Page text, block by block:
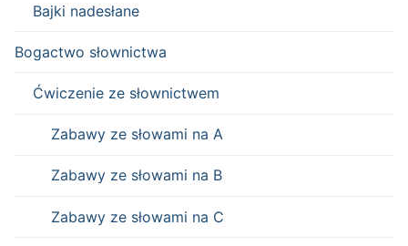
Bajki nadesłane
Bogactwo słownictwa
Ćwiczenie ze słownictwem
Zabawy ze słowami na A
Zabawy ze słowami na B
Zabawy ze słowami na C